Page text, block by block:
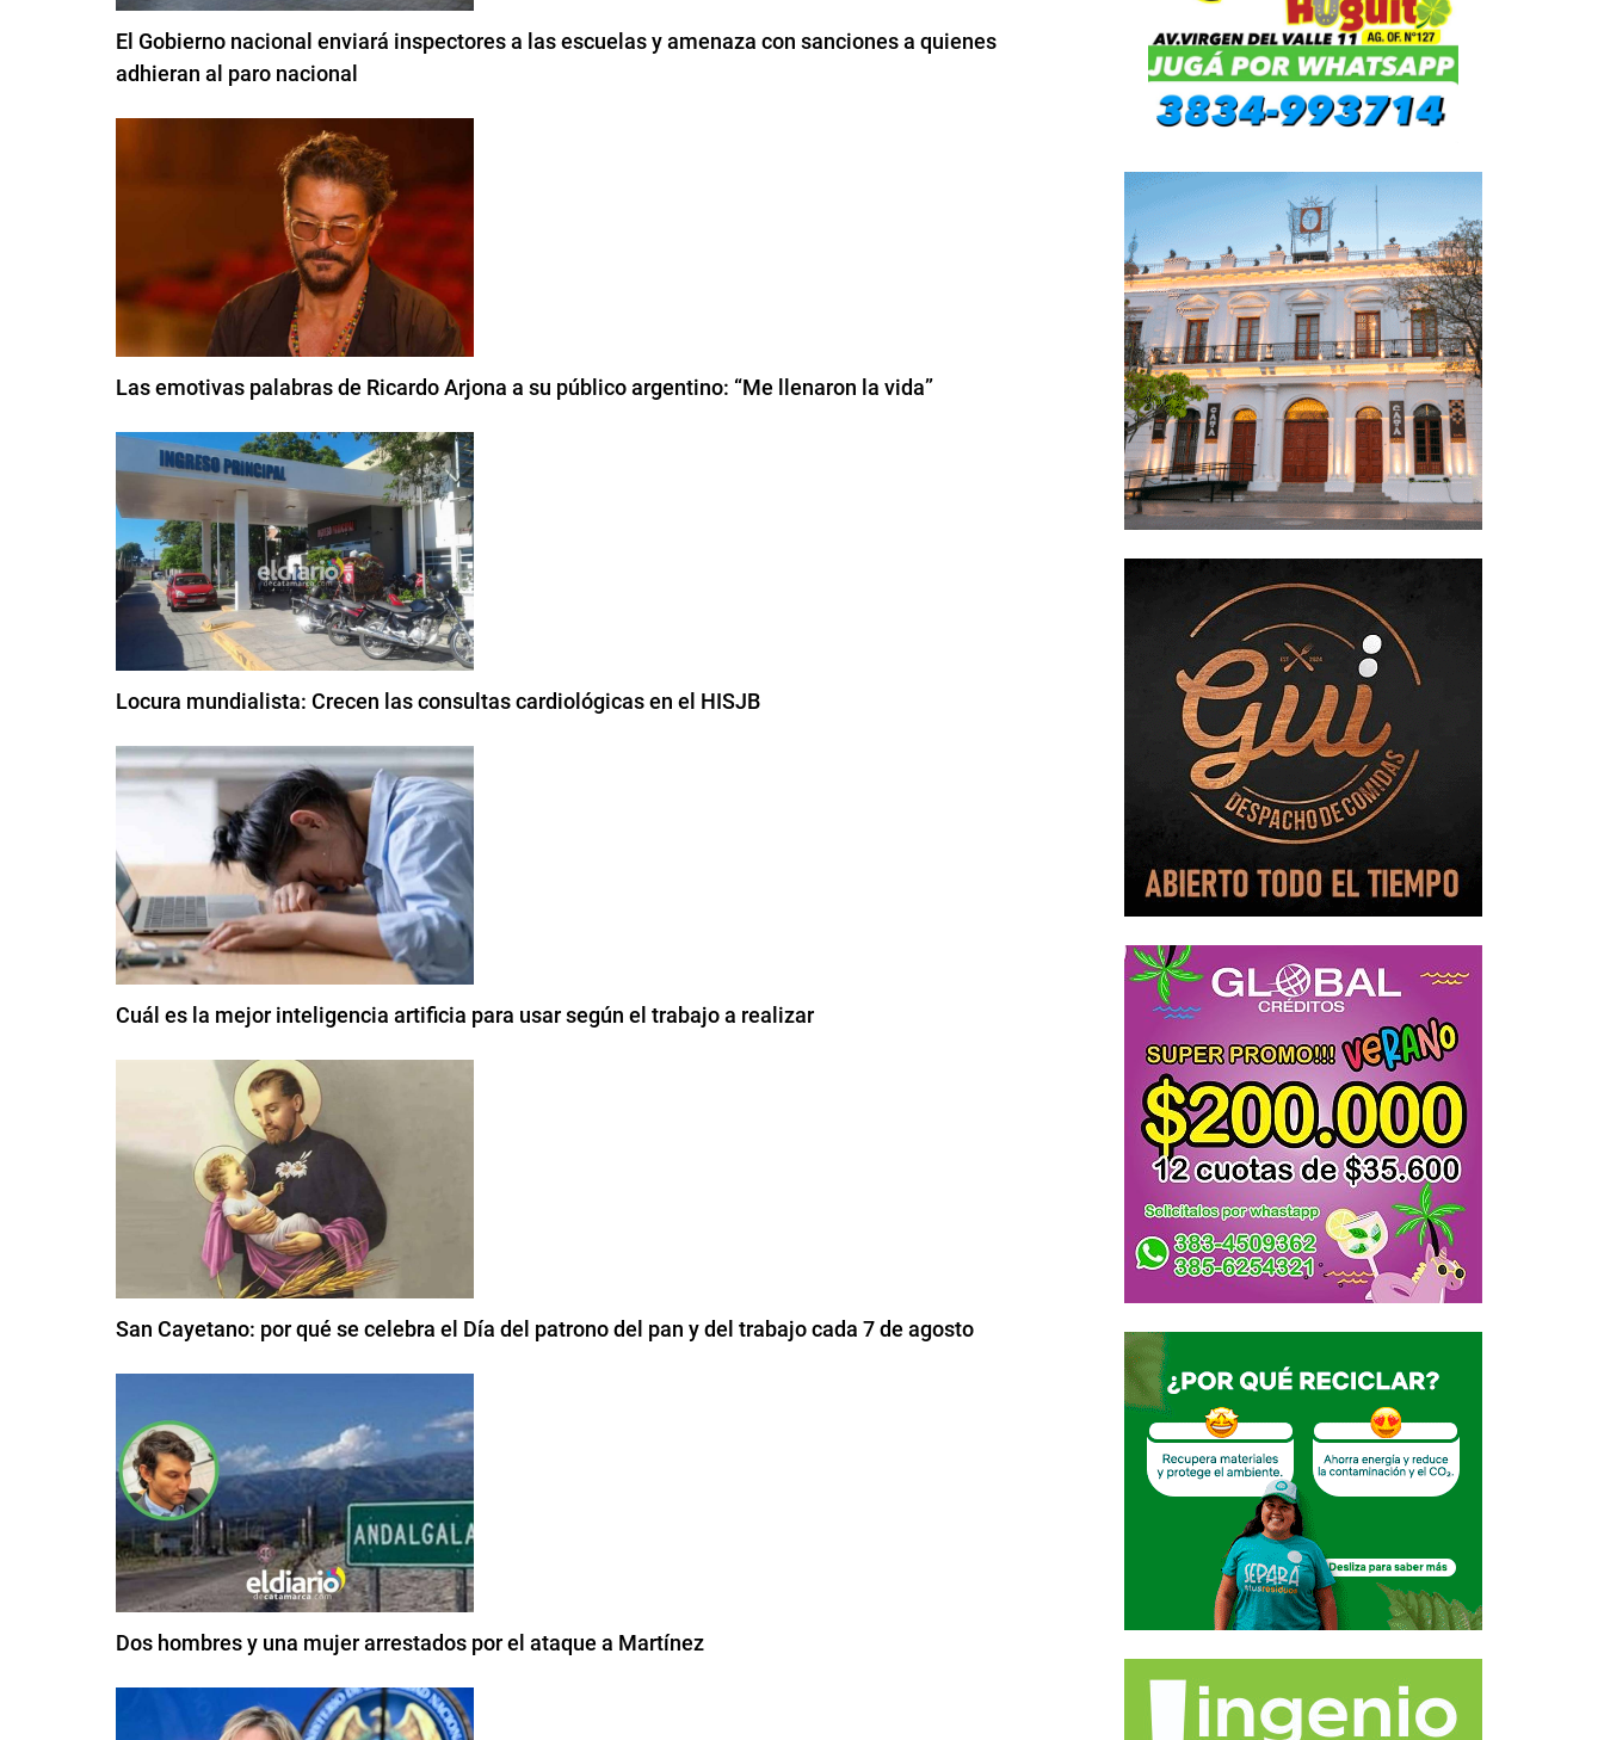
El Gobierno nacional enviará inspectores a las escuelas y amenaza con sanciones a quienes
adhieran al paro nacional
Las emotivas palabras de Ricardo Arjona a su público argentino: “Me llenaron la vida”
Locura mundialista: Crecen las consultas cardiológicas en el HISJB
Cuál es la mejor inteligencia artificia para usar según el trabajo a realizar
San Cayetano: por qué se celebra el Día del patrono del pan y del trabajo cada 7 de agosto
Dos hombres y una mujer arrestados por el ataque a Martínez